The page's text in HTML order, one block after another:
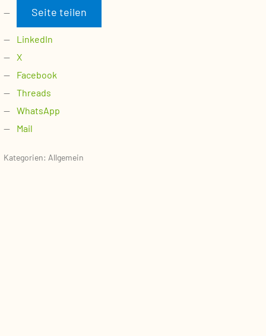
Seite teilen
LinkedIn
X
Facebook
Threads
WhatsApp
Mail
Kategorien: Allgemein